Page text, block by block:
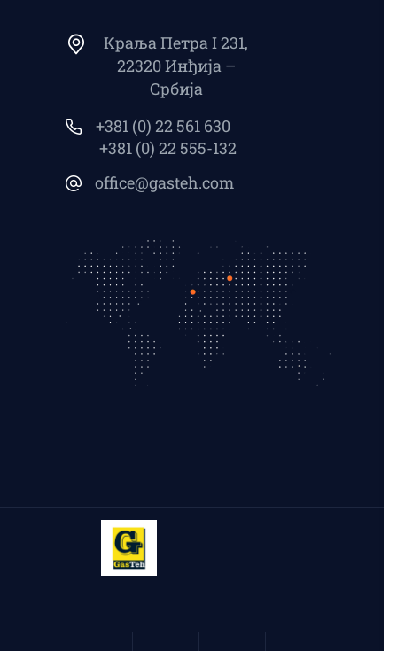
Краља Петра I 231,
22320 Инђија –
Србија
+381 (0) 22 561 630
+381 (0) 22 555-132
office@gasteh.com